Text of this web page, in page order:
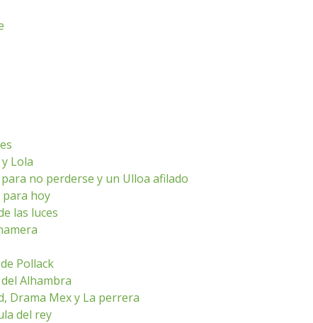
Lola
no perderse y un Ulloa afilado
para hoy
las luces
Pollack
Alhambra
Drama Mex y La perrera
del rey